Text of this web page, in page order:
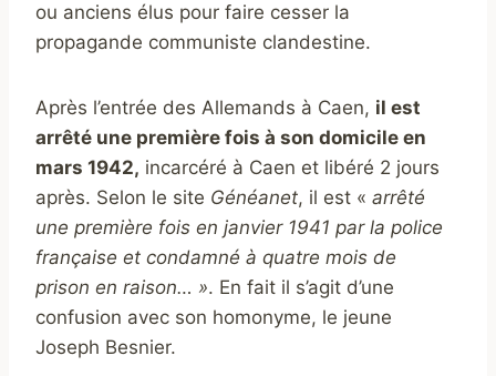
ou anciens élus pour faire cesser la
propagande communiste clandestine.
Après l’entrée des Allemands à Caen, il est
arrêté une première fois à son domicile en
mars 1942, incarcéré à Caen et libéré 2 jours
après. Selon le site Généanet, il est « arrêté
une première fois en janvier 1941 par la police
française et condamné à quatre mois de
prison en raison… ». En fait il s’agit d’une
confusion avec son homonyme, le jeune
Joseph Besnier.